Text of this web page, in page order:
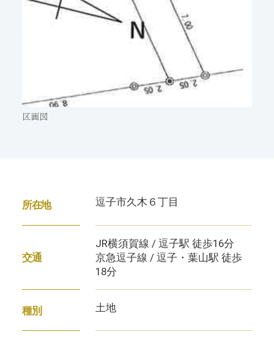
区画図
所在地 逗子市久木６丁目
交通
JR横須賀線 / 逗子駅 徒歩16分
京急逗子線 / 逗子・葉山駅 徒歩
18分
種別 土地